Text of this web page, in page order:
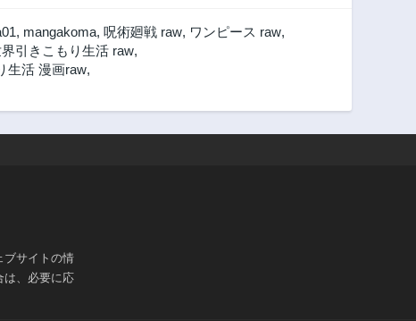
, mangakoma, 呪術廻戦 raw, ワンピース raw,
引きこもり生活 raw,
生活 漫画raw,
ブサイトの情
は、必要に応